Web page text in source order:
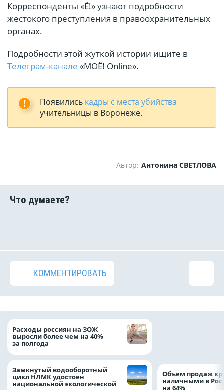
Корреспонденты «Ё!» узнают подробности
жестокого преступления в правоохранительных
органах.
Подробности этой жуткой истории ищите в
Телеграм-канале «МОЁ! Online».
Появились кадры с места убийства
учительницы в Воронеже.
Автор: Антонина СВЕТЛОВА
КОММЕНТИРОВАТЬ
Расходы россиян на ЗОЖ
выросли более чем на 40%
за полгода
Замкнутый водооборотный
цикл НЛМК удостоен
национальной экологической
Объем продаж
наличными в
на 64%